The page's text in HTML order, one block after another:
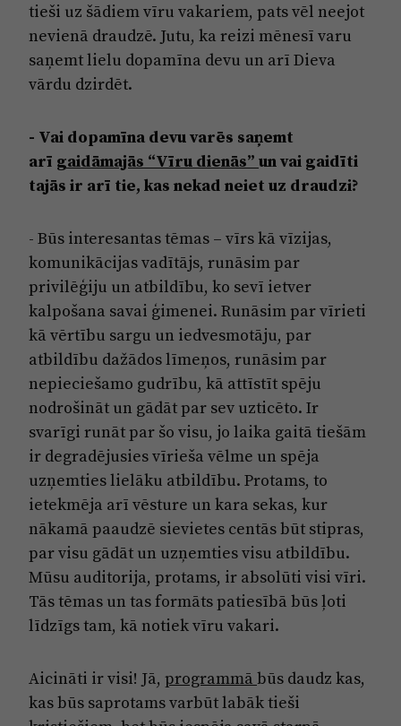
tieši uz šādiem vīru vakariem, pats vēl neejot
nevienā draudzē. Jutu, ka reizi mēnesī varu
saņemt lielu dopamīna devu un arī Dieva
vārdu dzirdēt.
- Vai dopamīna devu varēs saņemt
arī gaidāmajās “Vīru dienās” un vai gaidīti
tajās ir arī tie, kas nekad neiet uz draudzi?
- Būs interesantas tēmas – vīrs kā vīzijas,
komunikācijas vadītājs, runāsim par
privilēģiju un atbildību, ko sevī ietver
kalpošana savai ģimenei. Runāsim par vīrieti
kā vērtību sargu un iedvesmotāju, par
atbildību dažādos līmeņos, runāsim par
nepieciešamo gudrību, kā attīstīt spēju
nodrošināt un gādāt par sev uzticēto. Ir
svarīgi runāt par šo visu, jo laika gaitā tiešām
ir degradējusies vīrieša vēlme un spēja
uzņemties lielāku atbildību. Protams, to
ietekmēja arī vēsture un kara sekas, kur
nākamā paaudzē sievietes centās būt stipras,
par visu gādāt un uzņemties visu atbildību.
Mūsu auditorija, protams, ir absolūti visi vīri.
Tās tēmas un tas formāts patiesībā būs ļoti
līdzīgs tam, kā notiek vīru vakari.
Aicināti ir visi! Jā, programmā būs daudz kas,
kas būs saprotams varbūt labāk tieši